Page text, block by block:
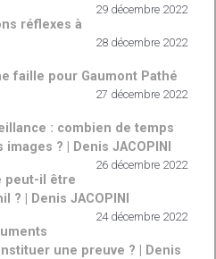
29 décembre 2022
réflexes à
28 décembre 2022
faille pour Gaumont Pathé
27 décembre 2022
: combien de temps
? | Denis JACOPINI
26 décembre 2022
peut-il être
? | Denis JACOPINI
24 décembre 2022
une preuve ? | Denis